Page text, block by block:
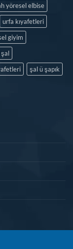
yöresel elbise
urfa kıyafetleri
giyim
şal ü şapık